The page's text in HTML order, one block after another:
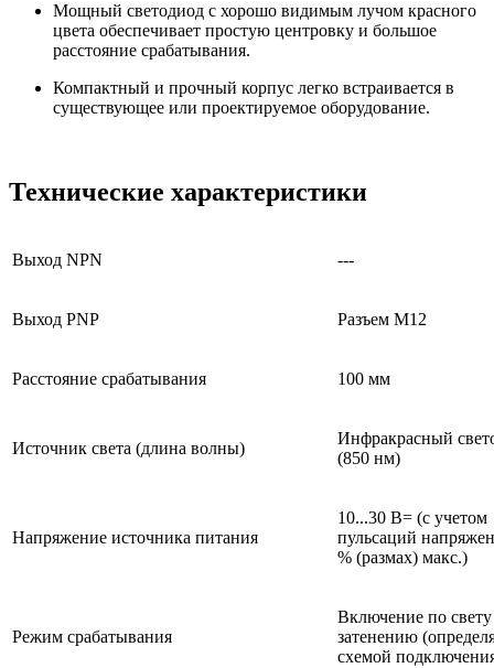
Мощный светодиод с хорошо видимым лучом красного
цвета обеспечивает простую центровку и большое
расстояние срабатывания.
Компактный и прочный корпус легко встраивается в
существующее или проектируемое оборудование.
Технические характеристики
Выход NPN ---
Выход PNP Разъем М12
Расстояние срабатывания 100 мм
Источник света (длина волны)
Инфракрасный
(850 нм)
Напряжение источника питания
10...30 В= (с учетом
пульсаций
% (размах) макс.)
Режим срабатывания
Включение по
затенению
схемой